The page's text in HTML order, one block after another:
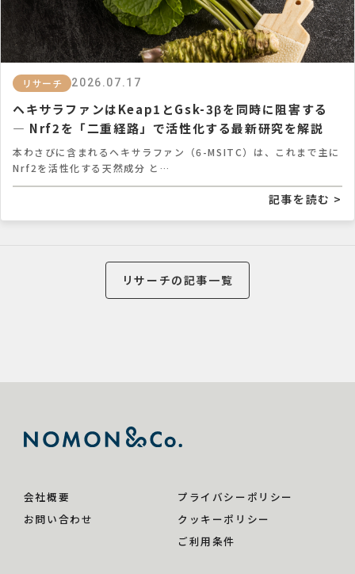
リサーチ 2026.07.17
ヘキサラファンはKeap1とGsk-3βを同時に阻害する
― Nrf2を「二重経路」で活性化する最新研究を解説
本わさびに含まれるヘキサラファン（6-MSITC）は、これまで主に
Nrf2を活性化する天然成分 と…
記事を読む >
リサーチの記事一覧
会社概要
お問い合わせ
プライバシーポリシー
クッキーポリシー
ご利用条件